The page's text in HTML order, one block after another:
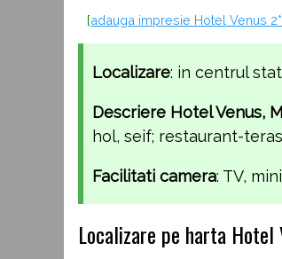
[adauga impresie Hotel Venus 2*
Localizare: in centrul
Descriere Hotel Venus,
hol, seif; restaurant-
Facilitati camera: TV,
Localizare pe harta Hotel